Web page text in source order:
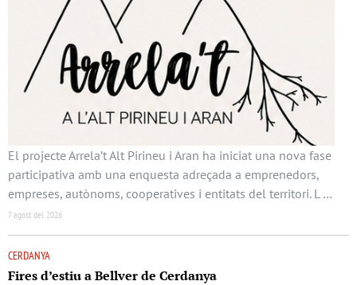
El projecte Arrela’t Alt Pirineu i Aran ha iniciat una nova fase
participativa amb una enquesta adreçada a emprenedors,
empreses, autònoms, cooperatives i entitats del territori. L …
7 agost del 2026
CERDANYA
Fires d’estiu a Bellver de Cerdanya